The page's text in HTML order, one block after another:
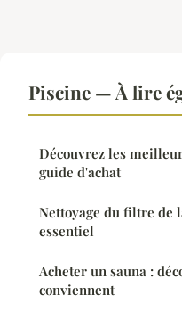
Piscine — À lire
Découvrez les
guide d'achat
Nettoyage du filtre de
essentiel
Acheter un sauna :
conviennent